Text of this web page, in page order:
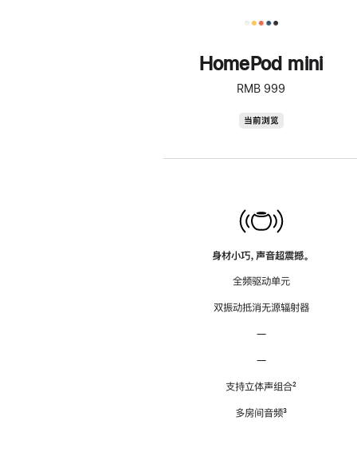
HomePod mini
RMB 999
当前浏览
身材小巧，声音超震撼。
全频驱动单元
双振动抵消无源辐射器
—
—
支持立体声组合脚
²
多房间音频脚
³